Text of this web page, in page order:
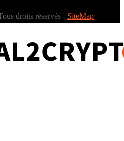
droits réservés - SiteMap